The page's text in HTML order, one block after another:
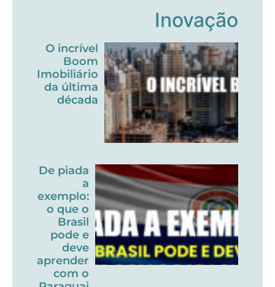
Inovação
O incrível
Boom
Imobiliário
da última
década
De piada
a
exemplo:
o que o
Brasil
pode e
deve
aprender
com o